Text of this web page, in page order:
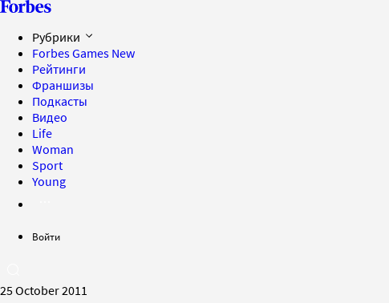
Рубрики
Forbes Games New
Рейтинги
Франшизы
Подкасты
Видео
Life
Woman
Sport
Young
Войти
25 October 2011